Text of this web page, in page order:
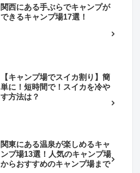
関西にある手ぶらでキャンプが
できるキャンプ場17選！
【キャンプ場でスイカ割り】簡
単に！短時間で！スイカを冷や
す方法は？
関東にある温泉が楽しめるキャ
ンプ場13選！人気のキャンプ場
からおすすめのキャンプ場まで